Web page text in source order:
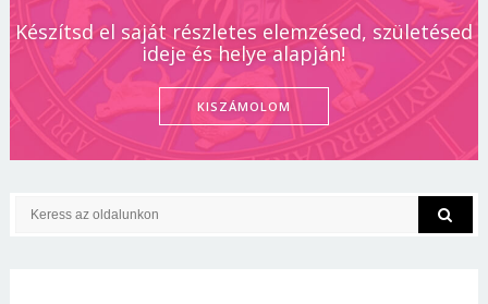
Készítsd el saját részletes elemzésed, születésed
ideje és helye alapján!
KISZÁMOLOM